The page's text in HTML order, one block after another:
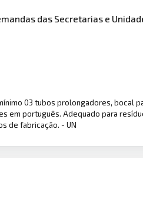
das Secretarias e
03 tubos prolongadores, bocal
em português. Adequado para
de fabricação. - UN